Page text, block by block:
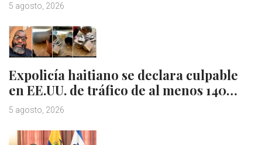
5 agosto, 2026
Expolicía haitiano se declara culpable
en EE.UU. de tráfico de al menos 140…
5 agosto, 2026